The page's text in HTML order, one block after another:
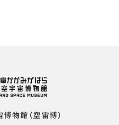
物館（空宙博）